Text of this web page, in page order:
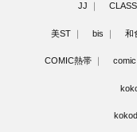
JJ
美ST bis 和
COMIC熱帯